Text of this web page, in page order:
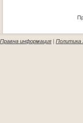
Правна информация | Политика